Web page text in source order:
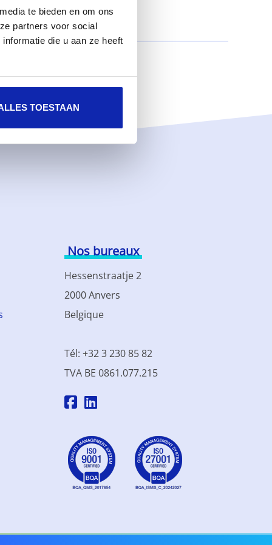
te bieden en om ons
partners voor social
die u aan ze heeft
TOESTAAN
Nos bureaux
Hessenstraatje 2
2000 Anvers
Belgique
Tél: +32 3 230 85 82
TVA BE 0861.077.215